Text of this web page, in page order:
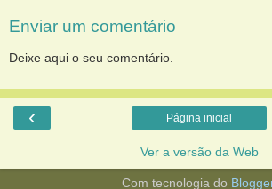
Enviar um comentário
Deixe aqui o seu comentário.
‹ Página inicial
Ver a versão da Web
Com tecnologia do